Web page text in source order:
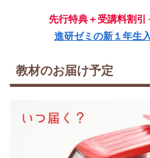
先行特典＋受講料割
進研ゼミの新１年生
教材のお届け予定